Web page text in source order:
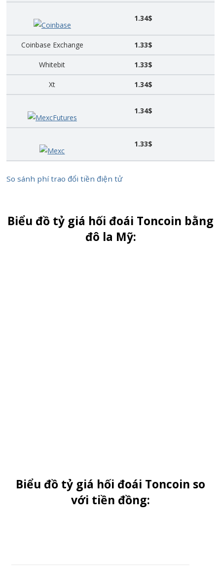
Coinbase
1.34$
Coinbase Exchange 1.33$
Whitebit 1.33$
Xt 1.34$
MexcFutures
1.34$
Mexc
1.33$
So sánh phí trao đổi tiền điện tử
Biểu đồ tỷ giá hối đoái Toncoin bằng
đô la Mỹ:
Biểu đồ tỷ giá hối đoái Toncoin so
với tiền đồng: